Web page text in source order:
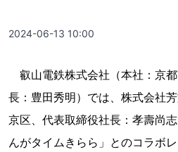
2024-06-13 10:00
叡山電鉄株式会社（本社：京
長：豊田秀明）では、株式会社
京区、代表取締役社長：孝壽尚
んがタイムきらら」とのコラボ